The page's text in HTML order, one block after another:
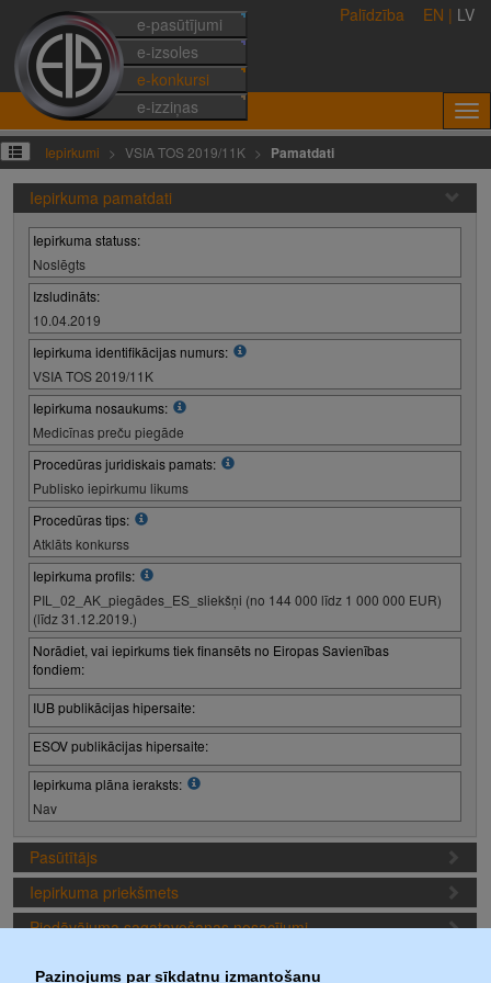
Paziņojums par sīkdatņu izmantošanu
e-pasūtījumi
e-izsoles
e-konkursi
e-izziņas
Palīdzība EN | LV
Iepirkumi VSIA TOS 2019/11K Pamatdati
Iepirkuma pamatdati
Iepirkuma statuss:
Noslēgts
Izsludināts:
10.04.2019
Iepirkuma identifikācijas numurs:
VSIA TOS 2019/11K
Iepirkuma nosaukums:
Medicīnas preču piegāde
Procedūras juridiskais pamats:
Publisko iepirkumu likums
Procedūras tips:
Atklāts konkurss
Iepirkuma profils:
PIL_02_AK_piegādes_ES_sliekšņi (no 144 000 līdz 1 000 000 EUR)
(līdz 31.12.2019.)
Norādiet, vai iepirkums tiek finansēts no Eiropas Savienības
fondiem:
IUB publikācijas hipersaite:
ESOV publikācijas hipersaite:
Iepirkuma plāna ieraksts:
Nav
Pasūtītājs
Iepirkuma priekšmets
Piedāvājuma sagatavošanas nosacījumi